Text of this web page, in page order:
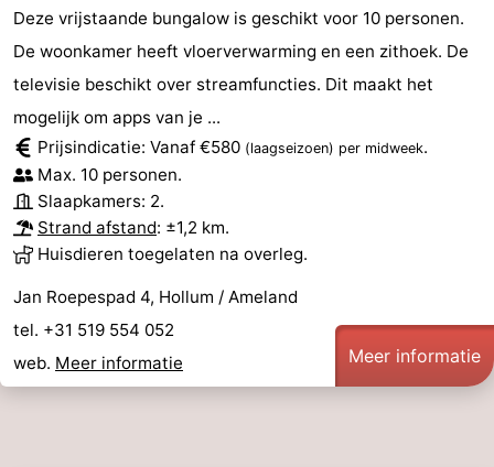
Deze vrijstaande bungalow is geschikt voor 10 personen.
De woonkamer heeft vloerverwarming en een zithoek. De
televisie beschikt over streamfuncties. Dit maakt het
mogelijk om apps van je ...
Prijsindicatie: Vanaf €580 (laagseizoen) per midweek.
Max. 10 personen.
Slaapkamers: 2.
Strand afstand: ±1,2 km.
Huisdieren toegelaten na overleg.
Jan Roepespad 4, Hollum / Ameland
tel. +31 519 554 052
web. Meer informatie Meer informatie